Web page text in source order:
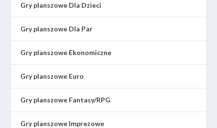
Gry planszowe Dla Dzieci
Gry planszowe Dla Par
Gry planszowe Ekonomiczne
Gry planszowe Euro
Gry planszowe Fantasy/RPG
Gry planszowe Imprezowe